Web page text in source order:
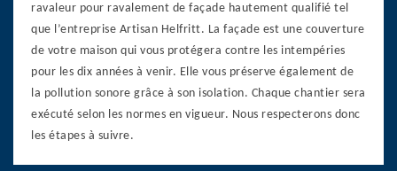
ravaleur pour ravalement de façade hautement qualifié tel
que l’entreprise Artisan Helfritt. La façade est une couverture
de votre maison qui vous protégera contre les intempéries
pour les dix années à venir. Elle vous préserve également de
la pollution sonore grâce à son isolation. Chaque chantier sera
exécuté selon les normes en vigueur. Nous respecterons donc
les étapes à suivre.